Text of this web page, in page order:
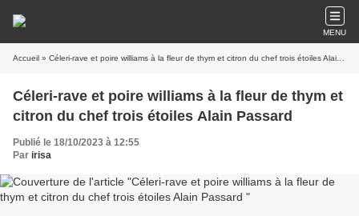
MENU
Accueil » Céleri-rave et poire williams à la fleur de thym et citron du chef trois étoiles Alain Passard
Céleri-rave et poire williams à la fleur de thym et
citron du chef trois étoiles Alain Passard
Publié le 18/10/2023 à 12:55
Par irisa